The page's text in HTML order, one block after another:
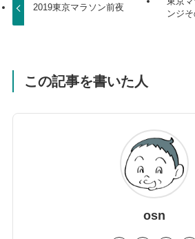
2019東京マラソン前夜
ンジ
この記事を書いた人
osn